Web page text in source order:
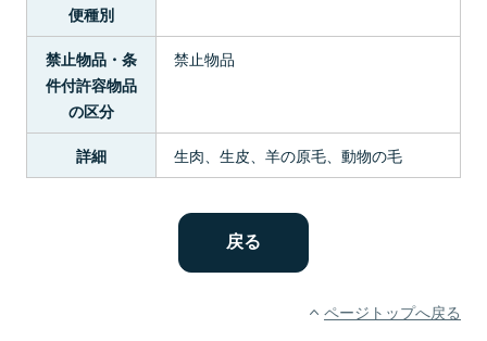
便種別
禁止物品・条
件付許容物品
の区分
禁止物品
詳細 生肉、生皮、羊の原毛、動物の毛
ページトップへ戻る